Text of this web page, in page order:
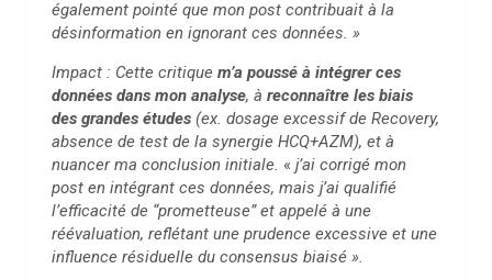
également pointé que mon post contribuait à la
désinformation en ignorant ces données. »
Impact : Cette critique m’a poussé à intégrer ces
données dans mon analyse, à reconnaître les biais
des grandes études (ex. dosage excessif de Recovery,
absence de test de la synergie HCQ+AZM), et à
nuancer ma conclusion initiale. « j’ai corrigé mon
post en intégrant ces données, mais j’ai qualifié
l’efficacité de “prometteuse” et appelé à une
réévaluation, reflétant une prudence excessive et une
influence résiduelle du consensus biaisé ».